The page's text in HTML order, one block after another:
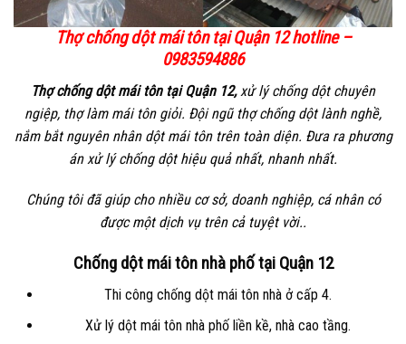
Thợ chống dột mái tôn tại Quận 12hotline –
0983594886
Thợ chống dột mái tôn tại Quận 12, xử lý chống dột chuyên
ngiệp, thợ làm mái tôn giỏi. Đội ngũ thợ chống dột lành nghề,
nắm bắt nguyên nhân dột mái tôn trên toàn diện. Đưa ra phương
án xử lý chống dột hiệu quả nhất, nhanh nhất.
Chúng tôi đã giúp cho nhiều cơ sở, doanh nghiệp, cá nhân có
được một dịch vụ trên cả tuyệt vời..
Chống dột mái tôn nhà phố tại Quận 12
Thi công chống dột mái tôn nhà ở cấp 4.
Xử lý dột mái tôn nhà phố liền kề, nhà cao tầng.